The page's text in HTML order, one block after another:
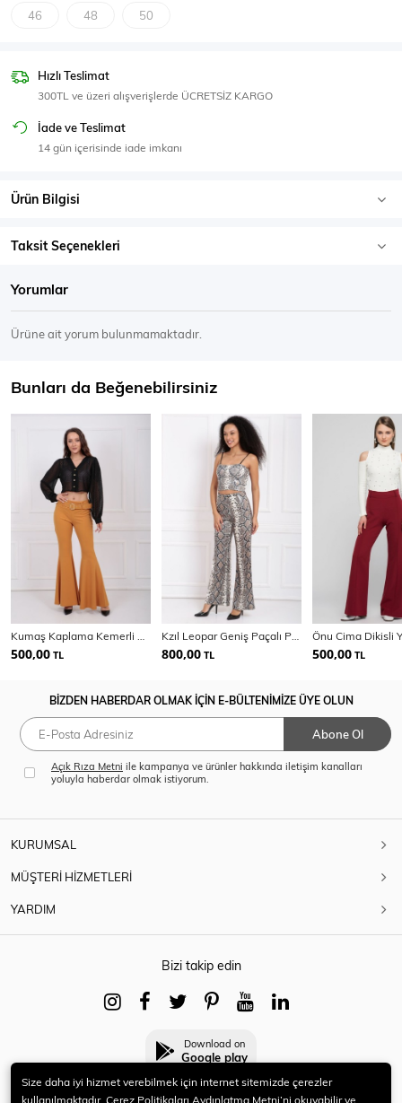
Eşofman Üstü Sweatshirt
46 48 50
Hızlı Teslimat
300TL ve üzeri alışverişlerde ÜCRETSİZ KARGO
İade ve Teslimat
14 gün içerisinde iade imkanı
Ürün Bilgisi
Taksit Seçenekleri
Yorumlar
Ürüne ait yorum bulunmamaktadır.
Bunları da Beğenebilirsiniz
Kumaş Kaplama Kemerli Diz Altı Volanlı Pike Pantolon
500,00 TL
Kzıl Leopar Geniş Paçalı Payet Pantolon | Pnt32440
800,00 TL 500,00 TL
BİZDEN HABERDAR OLMAK İÇİN E-BÜLTENİMİZE ÜYE OLUN
Abone Ol
Açık Rıza Metni ile kampanya ve ürünler hakkında iletişim kanalları
yoluyla haberdar olmak istiyorum.
KURUMSAL
MÜŞTERİ HİZMETLERİ
YARDIM
Bizi takip edin
Download on
Google play
Size daha iyi hizmet verebilmek için internet sitemizde çerezler
kullanılmaktadır. Çerez Politikaları Aydınlatma Metni’ni okuyabilir ve